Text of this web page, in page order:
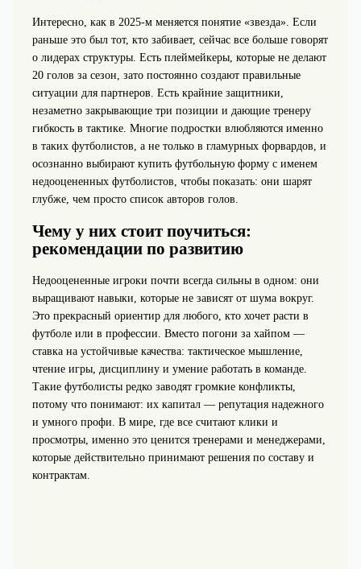
Интересно, как в 2025‑м меняется понятие «звезда». Если
раньше это был тот, кто забивает, сейчас все больше говорят
о лидерах структуры. Есть плеймейкеры, которые не делают
20 голов за сезон, зато постоянно создают правильные
ситуации для партнеров. Есть крайние защитники,
незаметно закрывающие три позиции и дающие тренеру
гибкость в тактике. Многие подростки влюбляются именно
в таких футболистов, а не только в гламурных форвардов, и
осознанно выбирают купить футбольную форму с именем
недооцененных футболистов, чтобы показать: они шарят
глубже, чем просто список авторов голов.
Чему у них стоит поучиться:
рекомендации по развитию
Недооцененные игроки почти всегда сильны в одном: они
выращивают навыки, которые не зависят от шума вокруг.
Это прекрасный ориентир для любого, кто хочет расти в
футболе или в профессии. Вместо погони за хайпом —
ставка на устойчивые качества: тактическое мышление,
чтение игры, дисциплину и умение работать в команде.
Такие футболисты редко заводят громкие конфликты,
потому что понимают: их капитал — репутация надежного
и умного профи. В мире, где все считают клики и
просмотры, именно это ценится тренерами и менеджерами,
которые действительно принимают решения по составу и
контрактам.